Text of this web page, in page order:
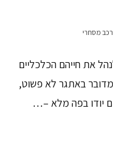
רכב מסחרי
את חייהם הכלכליים
באתגר לא פשוט,
יודו בפה מלא –…